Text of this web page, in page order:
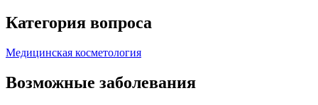
Категория вопроса
Медицинская косметология
Возможные заболевания